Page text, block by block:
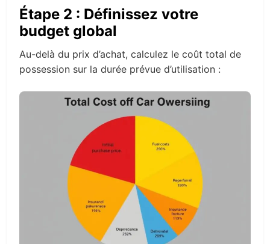
Étape 2 : Définissez votre
budget global
Au-delà du prix d’achat, calculez le coût total de
possession sur la durée prévue d’utilisation :